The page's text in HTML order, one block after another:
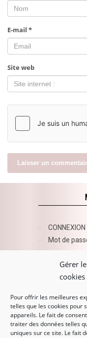
Gérer
cookies
Pour offrir les meilleures
telles que les cookies pour
appareils. Le fait de
traiter des données telles
uniques sur ce site. Le fait
E-mail *
Site web
CONNEXION
Mot de